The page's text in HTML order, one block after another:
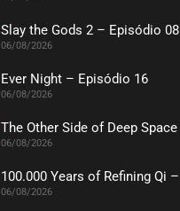
ASSISTIDO
EPISÓDIO 33
ASSISTIDO
EPISÓDIO 32
Slay the Gods 2 – Episódio 08
06/08/2026
Ever Night – Episódio 16
06/08/2026
06/08/2026
06/08/2026